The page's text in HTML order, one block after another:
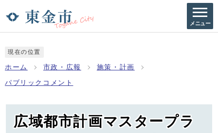
メニュー
現在の位置
ホーム 市政・広報 施策・計画
パブリックコメント
広域都市計画マスタープラ